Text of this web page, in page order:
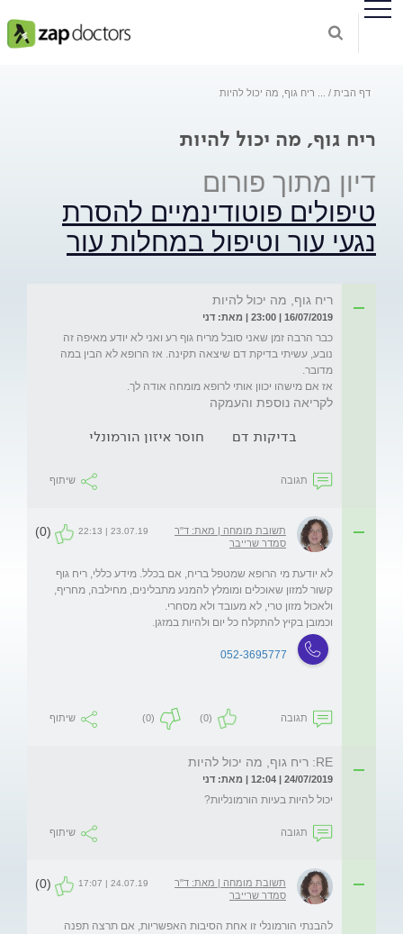
דף הבית ריח גוף, מה יכול להיות
ריח גוף, מה יכול להיות
דיון מתוך פורום
טיפולים פוטודינמיים להסרת
נגעי עור וטיפול במחלות עור
ריח גוף, מה יכול להיות
16/07/2019 | 23:00 | מאת: דני
כבר הרבה זמן שאני סובל מריח גוף רע ואני לא יודע מאיפה זה
נובע, עשיתי בדיקת דם שיצאה תקינה. אז הרופא לא הבין במה
אז אם מישהו יכוון אותי לרופא מומחה אודה לך.
לקריאה נוספת והעמקה
בדיקות דם חוסר איזון הורמונלי
תגובה שיתוף
תשובת מומחה | מאת: ד"ר
סמדר שרייבר
23.07.19 | 22:13
(0)
לא יודעת מי הרופא שמטפל בריח, אם בכלל. מידע כללי, ריח גוף
קשור למזון שאוכלים ומומלץ להמנע מתבלינים, מחילבה, מחריף,
וכמובן בקיץ להתקלח כל יום ולהיות במזגן.
052-3695777
תגובה (0)
(0) שיתוף
RE: ריח גוף, מה יכול להיות
24/07/2019 | 12:04 | מאת: דני
יכול להיות בעיות הורמונליות?
תגובה שיתוף
תשובת מומחה | מאת: ד"ר
סמדר שרייבר
24.07.19 | 17:07
(0)
להבנתי הורמונלי זו אחת הסיבות האפשריות, אם תרצה תפנה